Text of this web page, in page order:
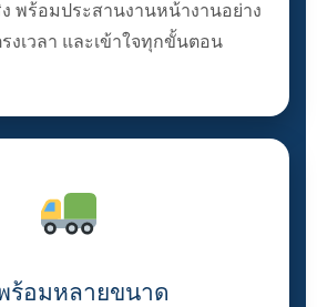
พร้อมประสานงานหน้างานอย่าง
งเวลา และเข้าใจทุกขั้นตอน
ร้อมหลายขนาด